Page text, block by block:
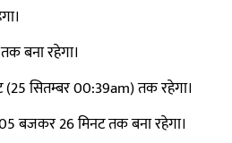
बना रहेगा।
(25 सितम्बर 00:39am) तक रहेगा।
05 बजकर 26 मिनट तक बना रहेगा।